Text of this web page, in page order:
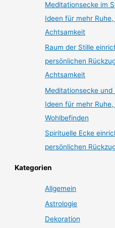
Meditationsecke im
Ideen für mehr
Achtsamkeit
Raum der Stille
persönlichen
Achtsamkeit
Meditationsecke
Ideen für mehr
Wohlbefinden
Spirituelle Ecke
persönlichen
Kategorien
Allgemein
Astrologie
Dekoration